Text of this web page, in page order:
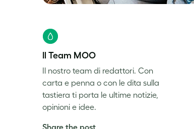
Il Team MOO
Il nostro team di redattori. Con
carta e penna o con le dita sulla
tastiera ti porta le ultime notizie,
opinioni e idee.
Share the post